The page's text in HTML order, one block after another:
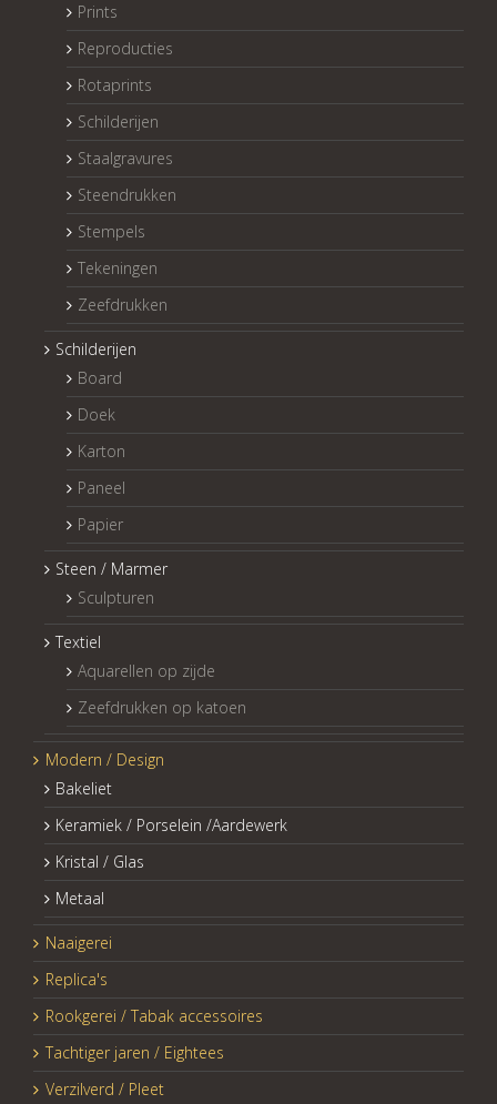
Prints
Reproducties
Rotaprints
Schilderijen
Staalgravures
Steendrukken
Stempels
Tekeningen
Zeefdrukken
Schilderijen
Board
Doek
Karton
Paneel
Papier
Steen / Marmer
Sculpturen
Textiel
Aquarellen op zijde
Zeefdrukken op katoen
Modern / Design
Bakeliet
Keramiek / Porselein /Aardewerk
Kristal / Glas
Metaal
Naaigerei
Replica's
Rookgerei / Tabak accessoires
Tachtiger jaren / Eightees
Verzilverd / Pleet